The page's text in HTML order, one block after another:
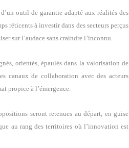
outil de garantie adapté aux réalités des
réticents à investir dans des secteurs perçus
sur l’audace sans craindre l’inconnu.
orientés, épaulés dans la valorisation de
canaux de collaboration avec des acteurs
propice à l’émergence.
seront retenues au départ, en guise
au rang des territoires où l’innovation est